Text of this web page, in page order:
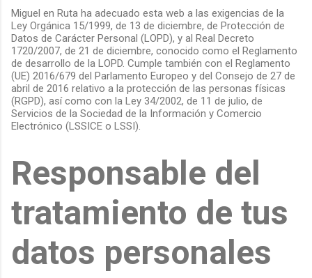
Miguel en Ruta ha adecuado esta web a las exigencias de la
Ley Orgánica 15/1999, de 13 de diciembre, de Protección de
Datos de Carácter Personal (LOPD), y al Real Decreto
1720/2007, de 21 de diciembre, conocido como el Reglamento
de desarrollo de la LOPD. Cumple también con el Reglamento
(UE) 2016/679 del Parlamento Europeo y del Consejo de 27 de
abril de 2016 relativo a la protección de las personas físicas
(RGPD), así como con la Ley 34/2002, de 11 de julio, de
Servicios de la Sociedad de la Información y Comercio
Electrónico (LSSICE o LSSI).
Responsable del
tratamiento de tus
datos personales